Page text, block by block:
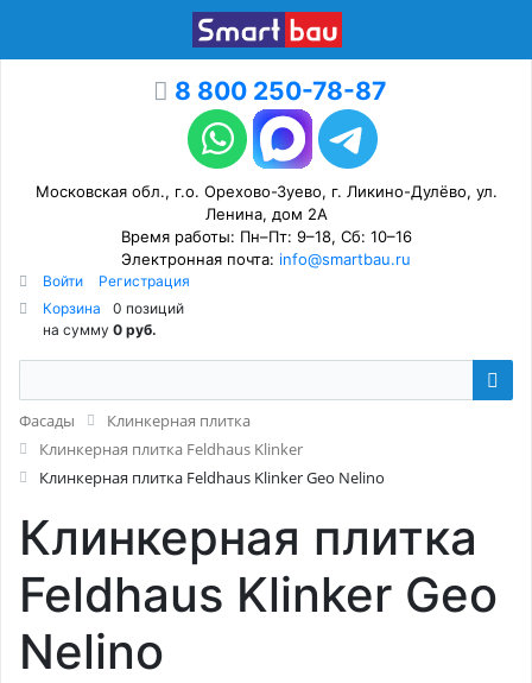
8 800 250-78-87
Московская обл., г.о. Орехово-Зуево, г. Ликино-Дулёво, ул.
Ленина, дом 2А
Время работы: Пн–Пт: 9–18, Сб: 10–16
Электронная почта: info@smartbau.ru
Войти
Регистрация
Корзина
0 позиций
на сумму 0 руб.
Фасады
Клинкерная плитка
Клинкерная плитка Feldhaus Klinker
Клинкерная плитка Feldhaus Klinker Geo Nelino
Клинкерная плитка
Feldhaus Klinker Geo
Nelino